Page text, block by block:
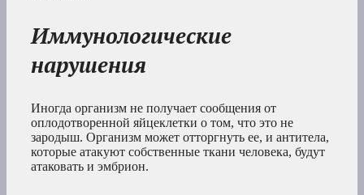
Иммунологические
нарушения
Иногда организм не получает сообщения от
оплодотворенной яйцеклетки о том, что это не
зародыш. Организм может отторгнуть ее, и антитела,
которые атакуют собственные ткани человека, будут
атаковать и эмбрион.